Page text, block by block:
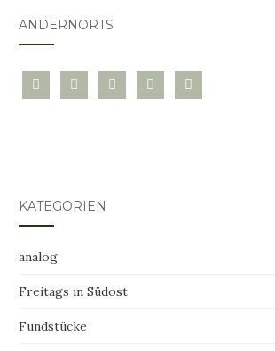
ANDERNORTS
bloglovininstagramtwitter pinterest
mail
KATEGORIEN
analog
Freitags in Südost
Fundstücke